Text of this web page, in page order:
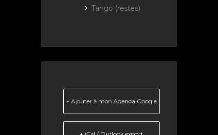
Tango (restes)
+ Ajouter à mon Agenda Google